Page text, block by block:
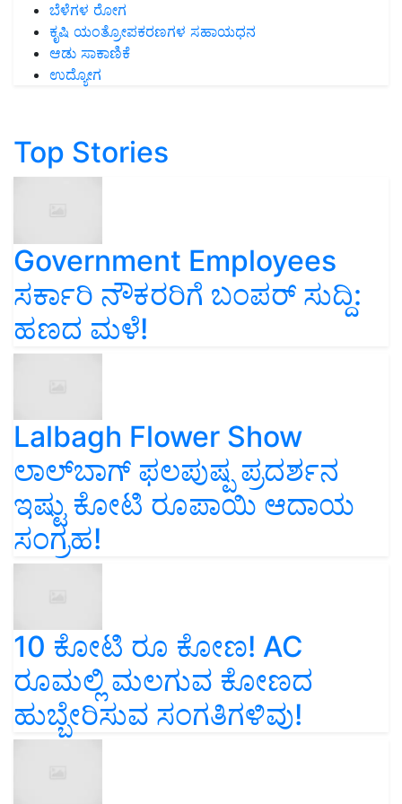
ಬೆಳೆಗಳ ರೋಗ
ಕೃಷಿ ಯಂತ್ರೋಪಕರಣಗಳ ಸಹಾಯಧನ
ಆಡು ಸಾಕಾಣಿಕೆ
ಉದ್ಯೋಗ
Top Stories
Government Employees
ಸರ್ಕಾರಿ ನೌಕರರಿಗೆ ಬಂಪರ್‌ ಸುದ್ದಿ:
ಹಣದ ಮಳೆ!
Lalbagh Flower Show
ಲಾಲ್‌ಬಾಗ್ ಫಲಪುಷ್ಪ ಪ್ರದರ್ಶನ
ಇಷ್ಟು ಕೋಟಿ ರೂಪಾಯಿ ಆದಾಯ
ಸಂಗ್ರಹ!
10 ಕೋಟಿ ರೂ ಕೋಣ! AC
ರೂಮಲ್ಲಿ ಮಲಗುವ ಕೋಣದ
ಹುಬ್ಬೇರಿಸುವ ಸಂಗತಿಗಳಿವು!